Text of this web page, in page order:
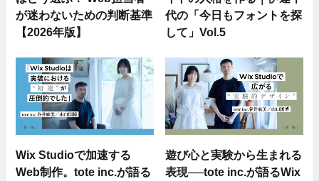
が迷わないための判断基準
【2026年版】
代の「今日もフォントを探
して」Vol.5
Wix Studioで加速する
Web制作。tote inc.が語る
遊び心と実験から生まれる
表現──tote inc.が語るWix